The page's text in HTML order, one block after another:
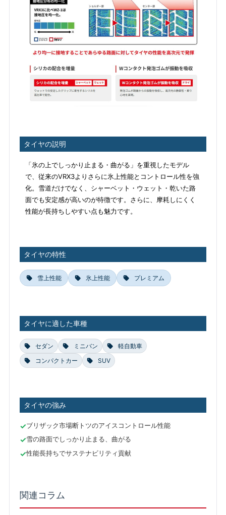
タイヤの説明
「氷の上でしっかり止まる・曲がる」を重視したモデル
で、従来のVRX3よりさらに氷上性能とコントロール性を強
化。雪道だけでなく、シャーベット・ウェット・乾いた路
面でも安定感が高いのが特徴です。さらに、摩耗しにくく
性能が長持ちしやすい点も魅力です。
タイヤの特性
雪上性能 氷上性能 プレミアム
タイヤに適した車種
セダン ミニバン
軽自動車
コンパクトカー
SUV
タイヤの強み
ブリザック市場断トツのアイスコントロール性能
雪の路面でしっかり止まる、曲がる
性能長持ちでサステナビリティ貢献
関連コラム